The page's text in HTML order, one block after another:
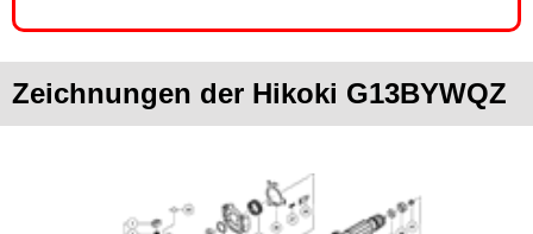
Zeichnungen der Hikoki G13BYWQZ